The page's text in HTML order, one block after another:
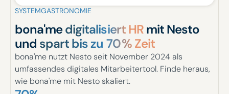
SYSTEMGASTRONOMIE
bona'medigitalisiert HRmit Nesto
und spart bis zu 70 % Zeit
bona'me nutzt Nesto seit November 2024 als
umfassendes digitales Mitarbeitertool. Finde heraus,
wie bona'me mit Nesto skaliert.